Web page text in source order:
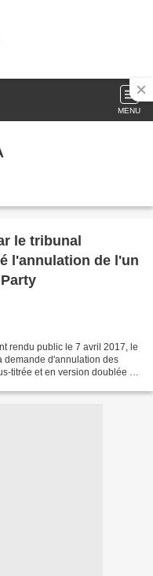
MENU
le tribunal
l'annulation de l'un
rendu public le 7 avril 2017, le
demande d'annulation des
titrée et en version doublée en